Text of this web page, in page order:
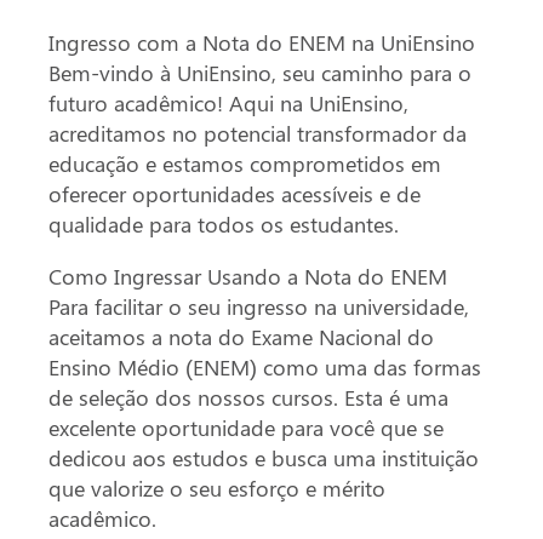
Ingresso com a Nota do ENEM na UniEnsino
Bem-vindo à UniEnsino, seu caminho para o
futuro acadêmico! Aqui na UniEnsino,
acreditamos no potencial transformador da
educação e estamos comprometidos em
oferecer oportunidades acessíveis e de
qualidade para todos os estudantes.
Como Ingressar Usando a Nota do ENEM
Para facilitar o seu ingresso na universidade,
aceitamos a nota do Exame Nacional do
Ensino Médio (ENEM) como uma das formas
de seleção dos nossos cursos. Esta é uma
excelente oportunidade para você que se
dedicou aos estudos e busca uma instituição
que valorize o seu esforço e mérito
acadêmico.